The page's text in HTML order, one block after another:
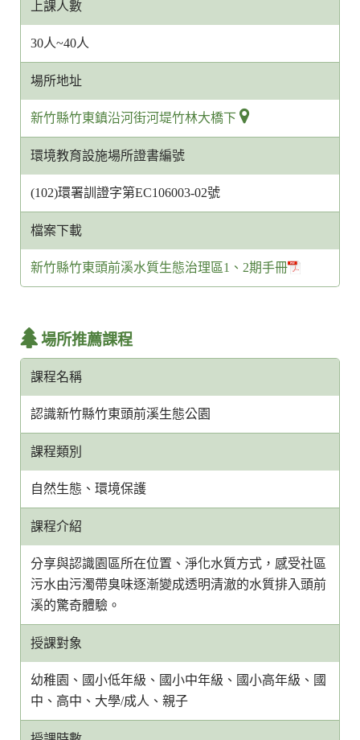
上課人數
30人~40人
場所地址
新竹縣竹東鎮沿河街河堤竹林大橋下
環境教育設施場所證書編號
(102)環署訓證字第EC106003-02號
檔案下載
新竹縣竹東頭前溪水質生態治理區1、2期手冊
場所推薦課程
課程名稱
認識新竹縣竹東頭前溪生態公園
課程類別
自然生態、環境保護
課程介紹
分享與認識園區所在位置、淨化水質方式，感受社區
污水由污濁帶臭味逐漸變成透明清澈的水質排入頭前
溪的驚奇體驗。
授課對象
幼稚園、國小低年級、國小中年級、國小高年級、國
中、高中、大學/成人、親子